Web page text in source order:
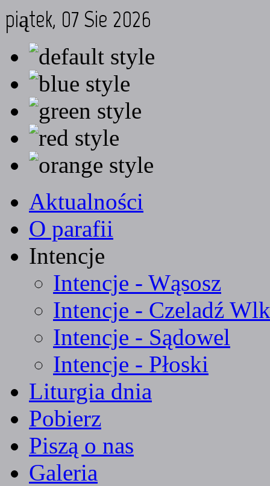
piątek, 07 Sie 2026
Aktualności
O parafii
Intencje
Intencje - Wąsosz
Intencje - Czeladź
Intencje - Sądowel
Intencje - Płoski
Liturgia dnia
Pobierz
Piszą o nas
Galeria